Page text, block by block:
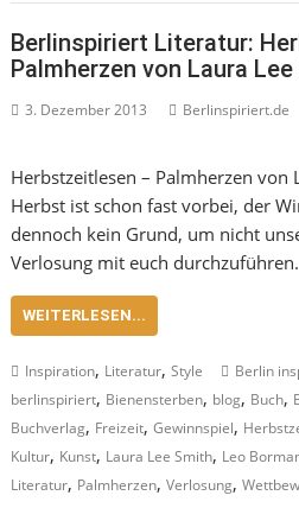
Berlinspiriert Literatur:
Palmherzen von Laura
3. Dezember 2013 Berlinspiriert.de
Herbstzeitlesen – Palmherzen von
Herbst ist schon fast vorbei, der
dennoch kein Grund, um nicht
Verlosung mit euch durchzuführen.
WEITERLESEN...
Inspiration, Literatur,Style Berlin
berlinspiriert, Bienensterben, blog, Buch,
Buchverlag, Freizeit,Gewinnspiel,
Kultur, Kunst, Laura Lee Smith, Leo
Literatur, Palmherzen,Verlosung,